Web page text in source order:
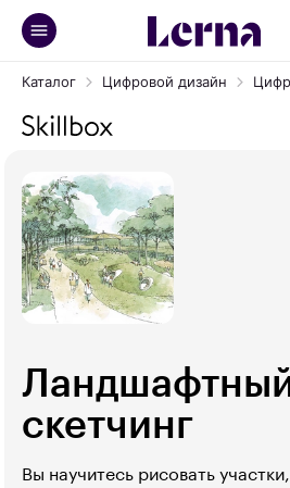
Каталог Цифровой дизайн
скетчинг
Вы научитесь рисовать